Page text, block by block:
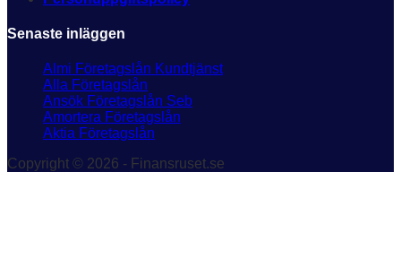
Senaste inläggen
Almi Företagslån Kundtjänst
Alla Företagslån
Ansök Företagslån Seb
Amortera Företagslån
Aktia Företagslån
Copyright © 2026 - Finansruset.se